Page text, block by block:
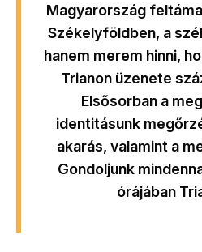
Magyarország
Székelyföldben, a
hanem merem hinni,
Trianon üzenete
Elsősorban a
identitásunk
akarás, valamint a
Gondoljunk
órájában